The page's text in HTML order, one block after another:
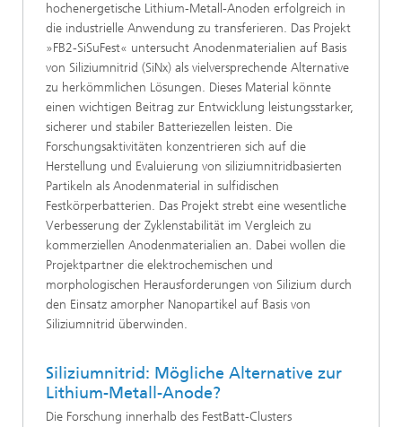
hochenergetische Lithium-Metall-Anoden erfolgreich in
die industrielle Anwendung zu transferieren. Das Projekt
»FB2-SiSuFest« untersucht Anodenmaterialien auf Basis
von Siliziumnitrid (SiNx) als vielversprechende Alternative
zu herkömmlichen Lösungen. Dieses Material könnte
einen wichtigen Beitrag zur Entwicklung leistungsstarker,
sicherer und stabiler Batteriezellen leisten. Die
Forschungsaktivitäten konzentrieren sich auf die
Herstellung und Evaluierung von siliziumnitridbasierten
Partikeln als Anodenmaterial in sulfidischen
Festkörperbatterien. Das Projekt strebt eine wesentliche
Verbesserung der Zyklenstabilität im Vergleich zu
kommerziellen Anodenmaterialien an. Dabei wollen die
Projektpartner die elektrochemischen und
morphologischen Herausforderungen von Silizium durch
den Einsatz amorpher Nanopartikel auf Basis von
Siliziumnitrid überwinden.
Siliziumnitrid: Mögliche Alternative zur
Lithium-Metall-Anode?
Die Forschung innerhalb des FestBatt-Clusters